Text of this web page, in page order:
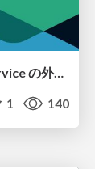
Service Connect 上のサービスに ECS Service の外側から到達できなかった話
1 140